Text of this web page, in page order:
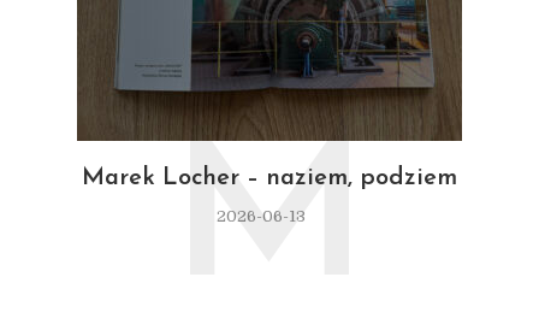
Marek Locher – naziem, podziem
2026-06-13
M